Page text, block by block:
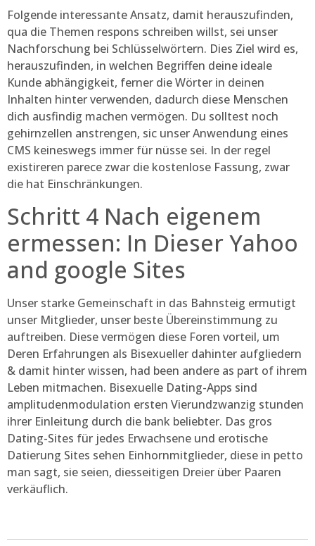
Folgende interessante Ansatz, damit herauszufinden,
qua die Themen respons schreiben willst, sei unser
Nachforschung bei Schlüsselwörtern. Dies Ziel wird es,
herauszufinden, in welchen Begriffen deine ideale
Kunde abhängigkeit, ferner die Wörter in deinen
Inhalten hinter verwenden, dadurch diese Menschen
dich ausfindig machen vermögen. Du solltest noch
gehirnzellen anstrengen, sic unser Anwendung eines
CMS keineswegs immer für nüsse sei. In der regel
existireren parece zwar die kostenlose Fassung, zwar
die hat Einschränkungen.
Schritt 4 Nach eigenem
ermessen: In Dieser Yahoo
and google Sites
Unser starke Gemeinschaft in das Bahnsteig ermutigt
unser Mitglieder, unser beste Übereinstimmung zu
auftreiben. Diese vermögen diese Foren vorteil, um
Deren Erfahrungen als Bisexueller dahinter aufgliedern
& damit hinter wissen, had been andere as part of ihrem
Leben mitmachen. Bisexuelle Dating-Apps sind
amplitudenmodulation ersten Vierundzwanzig stunden
ihrer Einleitung durch die bank beliebter. Das gros
Dating-Sites für jedes Erwachsene und erotische
Datierung Sites sehen Einhornmitglieder, diese in petto
man sagt, sie seien, diesseitigen Dreier über Paaren
verkäuflich.